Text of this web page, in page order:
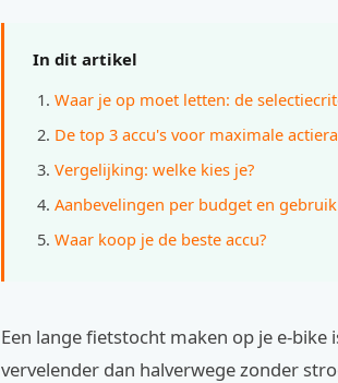
In dit artikel
Waar je op moet letten: de
De top 3 accu's voor maximale
Vergelijking: welke kies je?
Aanbevelingen per budget en gebruik
Waar koop je de beste accu?
Een lange fietstocht maken op je e-
vervelender dan halverwege zonder